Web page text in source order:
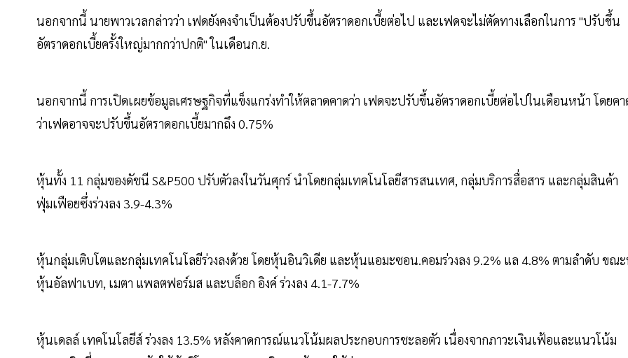
นอกจากนี้ นายพาวเวลกล่าวว่า เฟดยังคงจำเป็นต้องปรับขึ้นอัตราดอกเบี้ยต่อไป และเฟดจะไม่ตัดทางเลือกในการ "ปรับขึ้น
อัตราดอกเบี้ยครั้งใหญ่มากกว่าปกติ" ในเดือนก.ย.
นอกจากนี้ การเปิดเผยข้อมูลเศรษฐกิจที่แข็งแกร่งทำให้ตลาดคาดว่า เฟดจะปรับขึ้นอัตราดอกเบี้ยต่อไปในเดือนหน้า โดยค
ว่าเฟดอาจจะปรับขึ้นอัตราดอกเบี้ยมากถึง 0.75%
หุ้นทั้ง 11 กลุ่มของดัชนี S&P500 ปรับตัวลงในวันศุกร์ นำโดยกลุ่มเทคโนโลยีสารสนเทศ, กลุ่มบริการสื่อสาร และกลุ่มสินค้า
ฟุ่มเฟือยซึ่งร่วงลง 3.9-4.3%
หุ้นกลุ่มเติบโตและกลุ่มเทคโนโลยีร่วงลงด้วย โดยหุ้นอินวิเดีย และหุ้นแอมะซอน.คอมร่วงลง 9.2% แล 4.8% ตามลำดับ ขณ
หุ้นอัลฟาเบท, เมตา แพลตฟอร์มส และบล็อก อิงค์ ร่วงลง 4.1-7.7%
หุ้นเดลล์ เทคโนโลยีส์ ร่วงลง 13.5% หลังคาดการณ์แนวโน้มผลประกอบการชะลอตัว เนื่องจากภาวะเงินเฟ้อและแนวโน้ม